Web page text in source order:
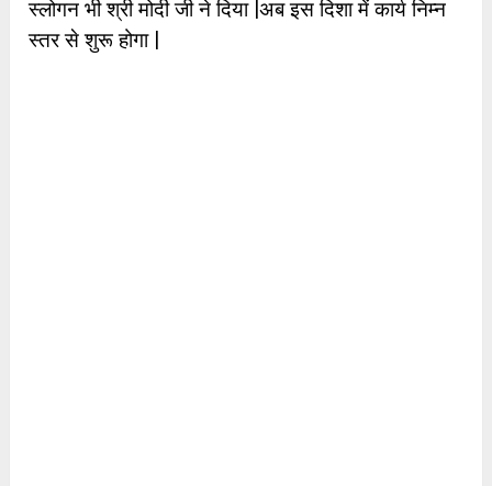
स्लोगन भी श्री मोदी जी ने दिया |अब इस दिशा में कार्य निम्न
स्तर से शुरू होगा |